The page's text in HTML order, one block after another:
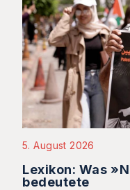
5. August 2026
Lexikon: Was
bedeutete